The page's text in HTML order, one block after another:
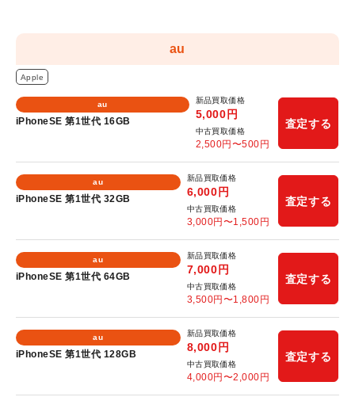
au
Apple
au
iPhoneSE 第1世代 16GB
新品買取価格
5,000 円
中古買取価格
2,500円〜500 円
査定する
au
iPhoneSE 第1世代 32GB
新品買取価格
6,000 円
中古買取価格
3,000円〜1,500 円
査定する
au
iPhoneSE 第1世代 64GB
新品買取価格
7,000 円
中古買取価格
3,500円〜1,800 円
査定する
au
iPhoneSE 第1世代 128GB
新品買取価格
8,000 円
中古買取価格
4,000円〜2,000 円
査定する